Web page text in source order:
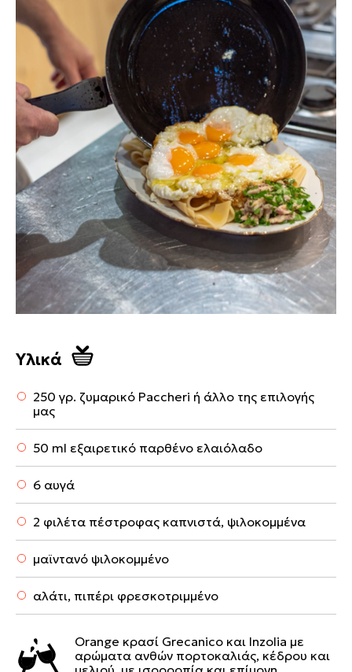
Υλικά
250 γρ. ζυμαρικό Paccheri ή άλλο της επιλογής
μας
50 ml εξαιρετικό παρθένο ελαιόλαδο
6 αυγά
2 φιλέτα πέστροφας καπνιστά, ψιλοκομμένα
μαϊντανό ψιλοκομμένο
αλάτι, πιπέρι φρεσκοτριμμένο
Orange κρασί Grecanico και Inzolia με
αρώματα ανθών πορτοκαλιάς, κέδρου και